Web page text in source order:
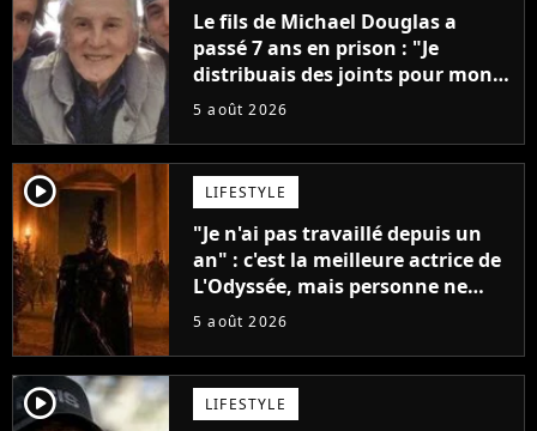
Le fils de Michael Douglas a
passé 7 ans en prison : "Je
distribuais des joints pour mon
père"
5 août 2026
player2 LIFESTYLE
"Je n'ai pas travaillé depuis un
an" : c'est la meilleure actrice de
L'Odyssée, mais personne ne
veut lui donner de rôle au
5 août 2026
player2 LIFESTYLE